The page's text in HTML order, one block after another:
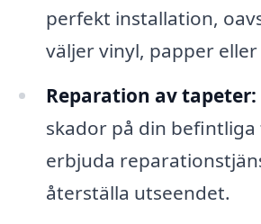
perfekt installation,
väljer vinyl, papper
Reparation av tapeter:
skador på din
erbjuda
återställa utseendet.